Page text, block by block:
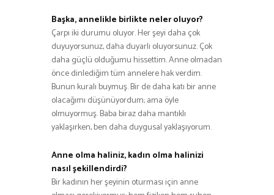
Başka, annelikle birlikte neler oluyor?
Çarpı iki durumu oluyor. Her şeyi daha çok
duyuyorsunuz, daha duyarlı oluyorsunuz. Çok
daha güçlü olduğumu hissettim. Anne olmadan
önce dinlediğim tüm annelere hak verdim.
Bunun kuralı buymuş. Bir de daha katı bir anne
olacağımı düşünüyordum; ama öyle
olmuyormuş. Baba biraz daha mantıklı
yaklaşırken, ben daha duygusal yaklaşıyorum.
Anne olma haliniz, kadın olma halinizi
nasıl şekillendirdi?
Bir kadının her şeyinin oturması için anne